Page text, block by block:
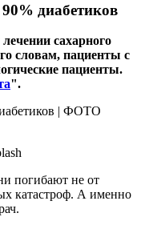
диабетиков
сахарного
словам, пациенты с
пациенты.
".
погибают не от
катастроф. А именно